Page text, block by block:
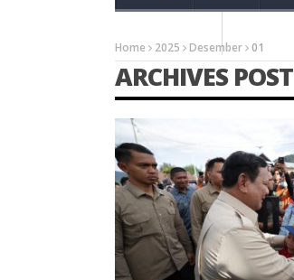
Home 2025 Desember 01
ARCHIVES POST